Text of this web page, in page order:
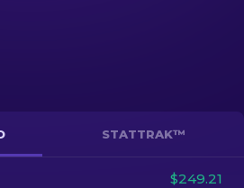
STATTRAK™
$249.21